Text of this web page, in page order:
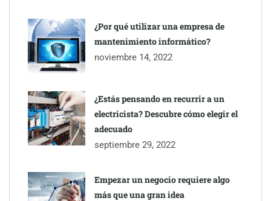
particulares
Brisas del Estrecho abastece a la hostelería de Sevilla
conectando lonjas con establecimientos
¿Por qué utilizar una empresa de
mantenimiento informático?
noviembre 14, 2022
¿Estás pensando en recurrir a un
electricista? Descubre cómo elegir el
adecuado
septiembre 29, 2022
Empezar un negocio requiere algo
más que una gran idea